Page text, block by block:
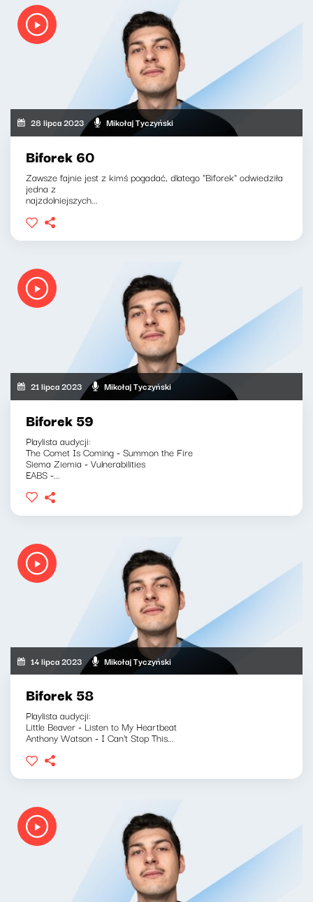
28 lipca 2023 Mikołaj Tyczyński
Biforek 60
Zawsze fajnie jest z kimś pogadać, dlatego "Biforek" odwiedziła
jedna z
najzdolniejszych...
21 lipca 2023 Mikołaj Tyczyński
Biforek 59
Playlista audycji:
The Comet Is Coming - Summon the Fire
Siema Ziemia - Vulnerabilities
EABS -...
14 lipca 2023 Mikołaj Tyczyński
Biforek 58
Playlista audycji:
Little Beaver - Listen to My Heartbeat
Anthony Watson - I Can't Stop This...